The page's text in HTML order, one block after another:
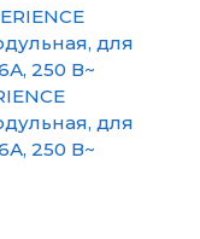
для
250 В~